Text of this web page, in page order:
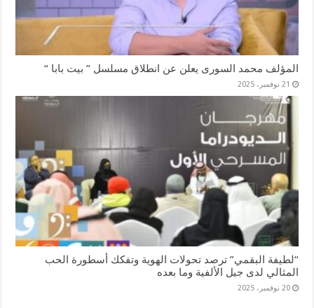
المؤلف محمد السورى يعلن عن انطلاق مسلسل ” بيت بابا “
21 نوفمبر، 2025
“لطيفة البقمي” ترصد تحولات الهوية وتفكك أسطورة الحب
المثالي لدى جيل الألفية وما بعده
20 نوفمبر، 2025